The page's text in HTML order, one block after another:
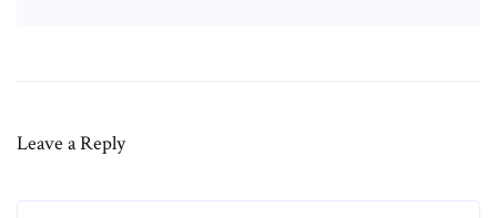
Leave a Reply